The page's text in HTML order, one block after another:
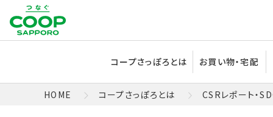
コープさっぽろとは お買い物・宅配
HOME コープさっぽろとは CSRレポート・